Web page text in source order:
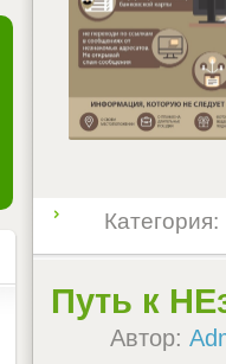
Категория:
Путь к
Автор: